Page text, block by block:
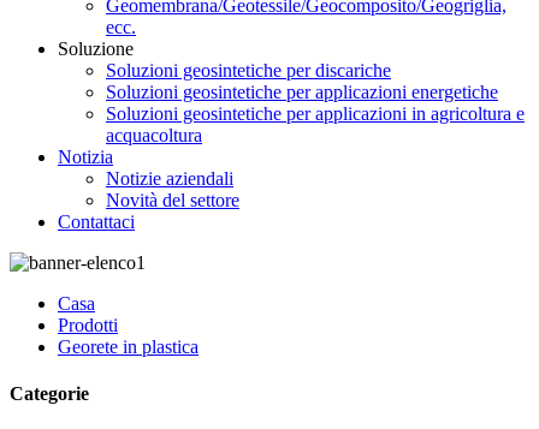
Geomembrana/Geotessile/Geocomposito/Geogriglia,
ecc.
Soluzione
Soluzioni geosintetiche per discariche
Soluzioni geosintetiche per applicazioni energetiche
Soluzioni geosintetiche per applicazioni in agricoltura e
acquacoltura
Notizia
Notizie aziendali
Novità del settore
Contattaci
Casa
Prodotti
Georete in plastica
Categorie